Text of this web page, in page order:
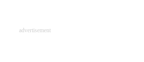
advertisement